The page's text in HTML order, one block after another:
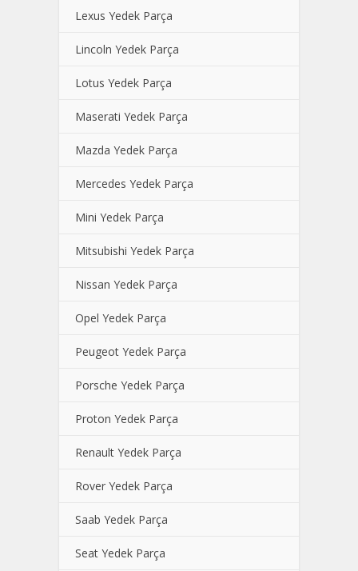
Lexus Yedek Parça
Lincoln Yedek Parça
Lotus Yedek Parça
Maserati Yedek Parça
Mazda Yedek Parça
Mercedes Yedek Parça
Mini Yedek Parça
Mitsubishi Yedek Parça
Nissan Yedek Parça
Opel Yedek Parça
Peugeot Yedek Parça
Porsche Yedek Parça
Proton Yedek Parça
Renault Yedek Parça
Rover Yedek Parça
Saab Yedek Parça
Seat Yedek Parça